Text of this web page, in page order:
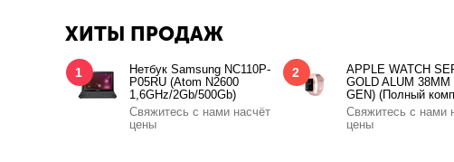
ХИТЫ ПРОДАЖ
1
Нетбук Samsung NC110P-
P05RU (Atom N2600
1,6GHz/2Gb/500Gb)
Свяжитесь с нами насчёт
цены
2
APPLE WATCH
GOLD ALUM 38MM
GEN) (Полный
Свяжитесь с нами
цены